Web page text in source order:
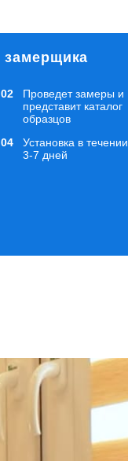
Проведет замеры и
представит каталог
образцов
Установка в течении
3-7 дней